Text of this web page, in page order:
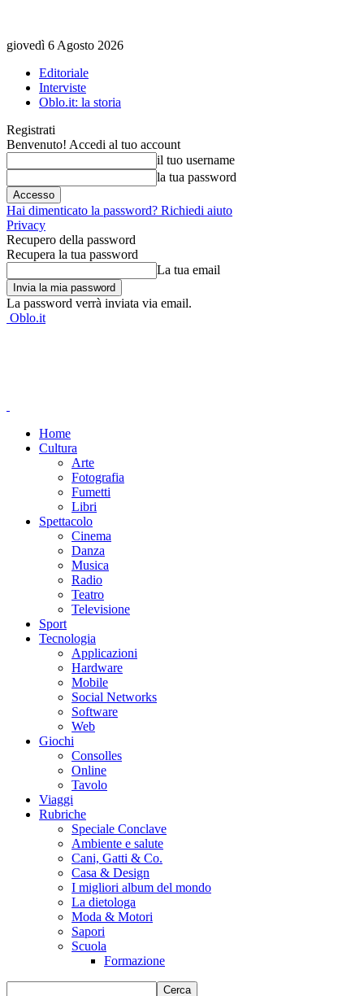
giovedì 6 Agosto 2026
Editoriale
Interviste
Oblo.it: la storia
Registrati
Benvenuto! Accedi al tuo account
il tuo username
la tua password
Hai dimenticato la password? Richiedi aiuto
Privacy
Recupero della password
Recupera la tua password
La tua email
La password verrà inviata via email.
Oblo.it
Home
Cultura
Arte
Fotografia
Fumetti
Libri
Spettacolo
Cinema
Danza
Musica
Radio
Teatro
Televisione
Sport
Tecnologia
Applicazioni
Hardware
Mobile
Social Networks
Software
Web
Giochi
Consolles
Online
Tavolo
Viaggi
Rubriche
Speciale Conclave
Ambiente e salute
Cani, Gatti & Co.
Casa & Design
I migliori album del mondo
La dietologa
Moda & Motori
Sapori
Scuola
Formazione